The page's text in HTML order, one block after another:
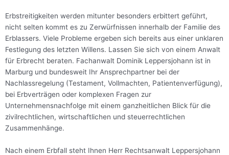
Erbstreitigkeiten werden mitunter besonders erbittert geführt,
nicht selten kommt es zu Zerwürfnissen innerhalb der Familie des
Erblassers. Viele Probleme ergeben sich bereits aus einer unklaren
Festlegung des letzten Willens. Lassen Sie sich von einem Anwalt
für Erbrecht beraten. Fachanwalt Dominik Leppersjohann ist in
Marburg und bundesweit Ihr Ansprechpartner bei der
Nachlassregelung (Testament, Vollmachten, Patientenverfügung),
bei Erbverträgen oder komplexen Fragen zur
Unternehmensnachfolge mit einem ganzheitlichen Blick für die
zivilrechtlichen, wirtschaftlichen und steuerrechtlichen
Zusammenhänge.
Nach einem Erbfall steht Ihnen Herr Rechtsanwalt Leppersjohann